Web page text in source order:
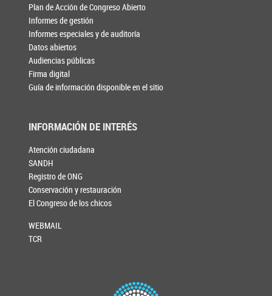
Plan de Acción de Congreso Abierto
Informes de gestión
Informes especiales y de auditoría
Datos abiertos
Audiencias públicas
Firma digital
Guía de información disponible en el sitio
INFORMACIÓN DE INTERÉS
Atención ciudadana
SANDH
Registro de ONG
Conservación y restauración
El Congreso de los chicos
WEBMAIL
TCR